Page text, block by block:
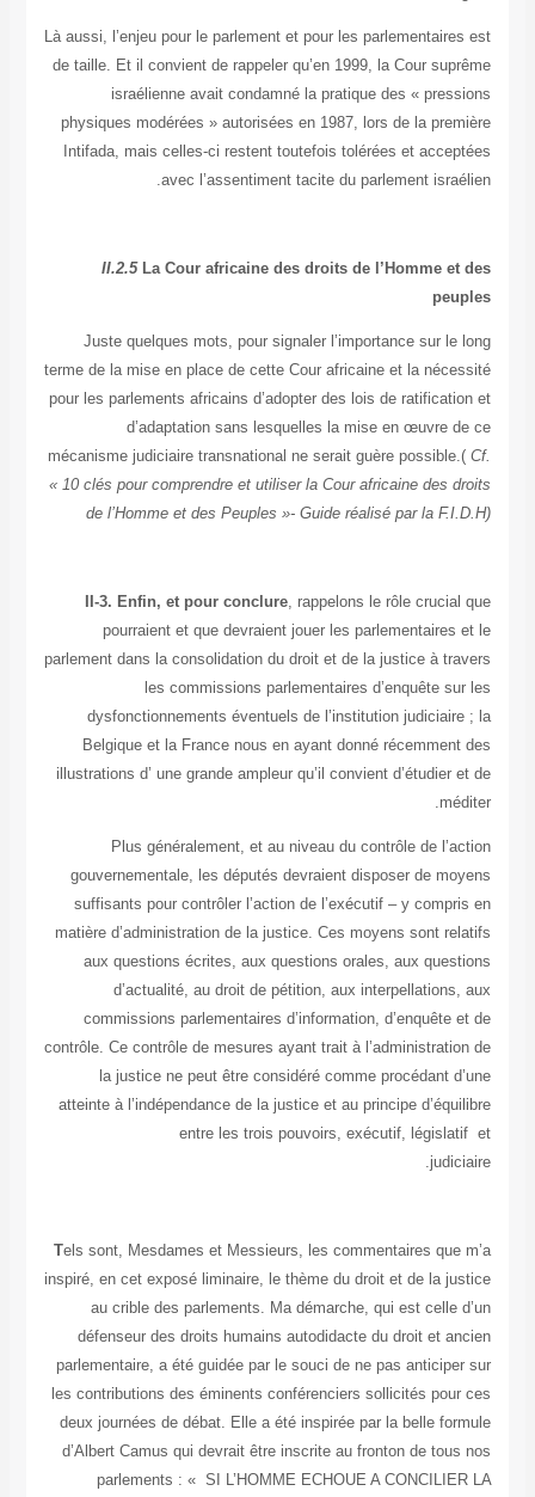
Là aussi, l’enjeu pour le parlement et pour les
de taille. Et il convient de rappeler qu’en 1999, la Cour
israélienne avait condamné la pratique des «
physiques modérées » autorisées en 1987, lors de la
Intifada, mais celles-ci restent toutefois tolérées et
avec l’assentiment tacite du parlement
II.2.5La Cour africaine des droits de l’Homme
Juste quelques mots, pour signaler l’importance sur
terme de la mise en place de cette Cour africaine et la
pour les parlements africains d’adopter des lois de
d’adaptation sans lesquelles la mise en
mécanisme judiciaire transnational ne serait guère
« 10 clés pour comprendre et utiliser la Cour africaine
de l’Homme et des Peuples »- Guide réalisé par la
II-3. Enfin, et pour conclure, rappelons le rôle
pourraient et que devraient jouer les
parlement dans la consolidation du droit et de la justice à
les commissions parlementaires d’enquête
dysfonctionnements éventuels de l’institution
Belgique et la France nous en ayant donné
illustrations d’ une grande ampleur qu’il convient
Plus généralement, et au niveau du contrôle de
gouvernementale, les députés devraient disposer de
suffisants pour contrôler l’action de l’exécutif – y
matière d’administration de la justice. Ces moyens sont
aux questions écrites, aux questions orales, aux
d’actualité, au droit de pétition, aux
commissions parlementaires d’information,
contrôle. Ce contrôle de mesures ayant trait à
la justice ne peut être considéré comme procédant
atteinte à l’indépendance de la justice et au principe
entre les trois pouvoirs, exécutif,
Tels sont, Mesdames et Messieurs, les commentaires
inspiré, en cet exposé liminaire, le thème du droit et de la
au crible des parlements. Ma démarche, qui est
défenseur des droits humains autodidacte du droit et
parlementaire, a été guidée par le souci de ne pas
les contributions des éminents conférenciers sollicités
deux journées de débat. Elle a été inspirée par la belle
d’Albert Camus qui devrait être inscrite au fronton de
parlements : « SI L’HOMME ECHOUE A